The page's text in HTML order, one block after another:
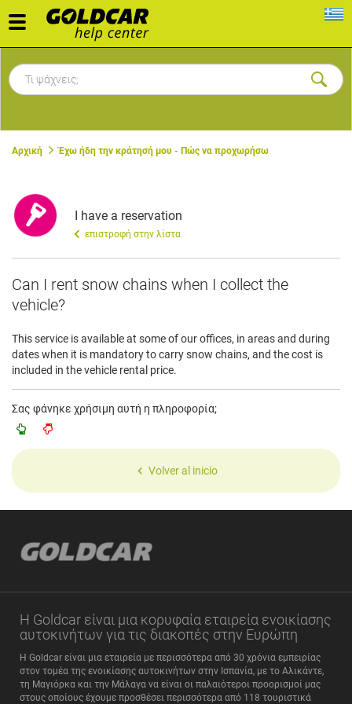
Toggle
navigation
Αρχική Έχω ήδη την κράτησή μου - Πώς να προχωρήσω
I have a reservation
επιστροφή στην λίστα
Can I rent snow chains when I collect the
vehicle?
This service is available at some of our offices, in areas and during
dates when it is mandatory to carry snow chains, and the cost is
included in the vehicle rental price.
Σας φάνηκε χρήσιμη αυτή η πληροφορία;
Volver al inicio
Η Goldcar είναι μια κορυφαία εταιρεία ενοικίασης
αυτοκινήτων για τις διακοπές στην Ευρώπη
Η Goldcar είναι μια εταιρεία με περισσότερα από 30 χρόνια εμπειρίας
στον τομέα της ενοικίασης αυτοκινήτων στην Ισπανία, με το Αλικάντε,
τη Μαγιόρκα και την Μάλαγα να είναι οι παλαιότεροι προορισμοί μας
στους οποίους έχουμε προσθέσει περισσότερα από 118 τουριστικά